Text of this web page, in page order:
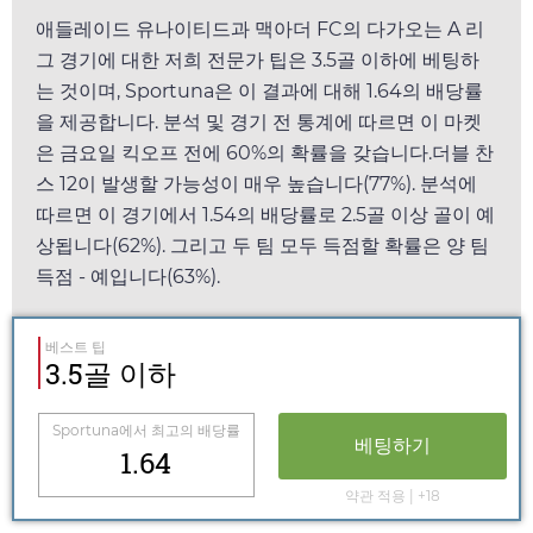
애들레이드 유나이티드과 맥아더 FC의 다가오는 A 리
그 경기에 대한 저희 전문가 팁은 3.5골 이하에 베팅하
는 것이며, Sportuna은 이 결과에 대해 1.64의 배당률
을 제공합니다. 분석 및 경기 전 통계에 따르면 이 마켓
은 금요일 킥오프 전에 60%의 확률을 갖습니다.더블 찬
스 12이 발생할 가능성이 매우 높습니다(77%). 분석에
따르면 이 경기에서 1.54의 배당률로 2.5골 이상 골이 예
상됩니다(62%). 그리고 두 팀 모두 득점할 확률은 양 팀
득점 - 예입니다(63%).
베스트 팁
3.5골 이하
Sportuna에서 최고의 배당률
1.64 베팅하기
약관 적용 | +18